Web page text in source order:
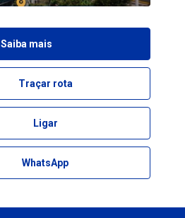
Saiba mais
Traçar rota
Ligar
WhatsApp